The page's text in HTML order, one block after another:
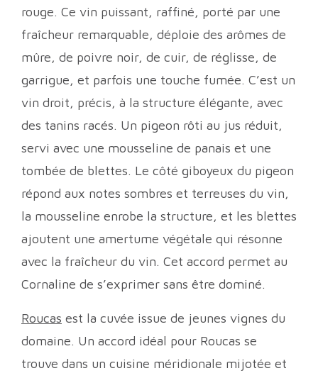
rouge. Ce vin puissant, raffiné, porté par une
fraîcheur remarquable, déploie des arômes de
mûre, de poivre noir, de cuir, de réglisse, de
garrigue, et parfois une touche fumée. C’est un
vin droit, précis, à la structure élégante, avec
des tanins racés. Un pigeon rôti au jus réduit,
servi avec une mousseline de panais et une
tombée de blettes. Le côté giboyeux du pigeon
répond aux notes sombres et terreuses du vin,
la mousseline enrobe la structure, et les blettes
ajoutent une amertume végétale qui résonne
avec la fraîcheur du vin. Cet accord permet au
Cornaline de s’exprimer sans être dominé.
Roucas est la cuvée issue de jeunes vignes du
domaine. Un accord idéal pour Roucas se
trouve dans un cuisine méridionale mijotée et